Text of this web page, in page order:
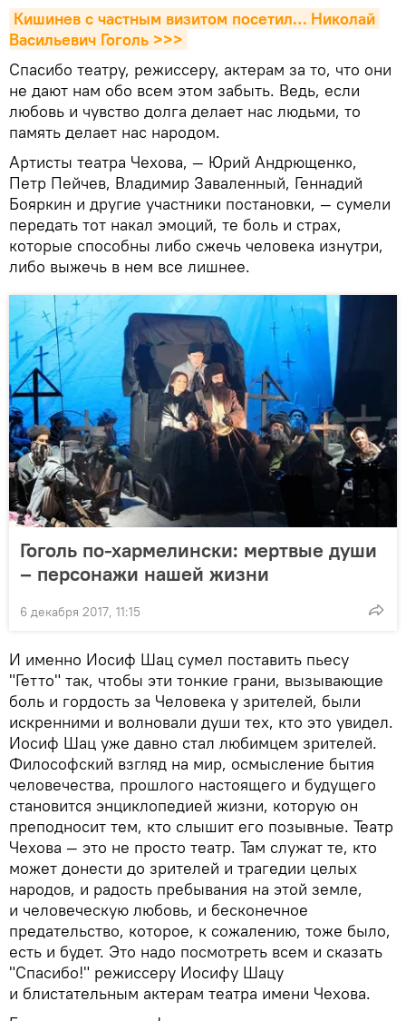
Кишинев с частным визитом посетил… Николай
Васильевич Гоголь >>>
Спасибо театру, режиссеру, актерам за то, что они
не дают нам обо всем этом забыть. Ведь, если
любовь и чувство долга делает нас людьми, то
память делает нас народом.
Артисты театра Чехова, — Юрий Андрющенко,
Петр Пейчев, Владимир Заваленный, Геннадий
Бояркин и другие участники постановки, — сумели
передать тот накал эмоций, те боль и страх,
которые способны либо сжечь человека изнутри,
либо выжечь в нем все лишнее.
Гоголь по-хармелински: мертвые души
– персонажи нашей жизни
6 декабря 2017, 11:15
И именно Иосиф Шац сумел поставить пьесу
"Гетто" так, чтобы эти тонкие грани, вызывающие
боль и гордость за Человека у зрителей, были
искренними и волновали души тех, кто это увидел.
Иосиф Шац уже давно стал любимцем зрителей.
Философский взгляд на мир, осмысление бытия
человечества, прошлого настоящего и будущего
становится энциклопедией жизни, которую он
преподносит тем, кто слышит его позывные. Театр
Чехова — это не просто театр. Там служат те, кто
может донести до зрителей и трагедии целых
народов, и радость пребывания на этой земле,
и человеческую любовь, и бесконечное
предательство, которое, к сожалению, тоже было,
есть и будет. Это надо посмотреть всем и сказать
"Спасибо!" режиссеру Иосифу Шацу
и блистательным актерам театра имени Чехова.